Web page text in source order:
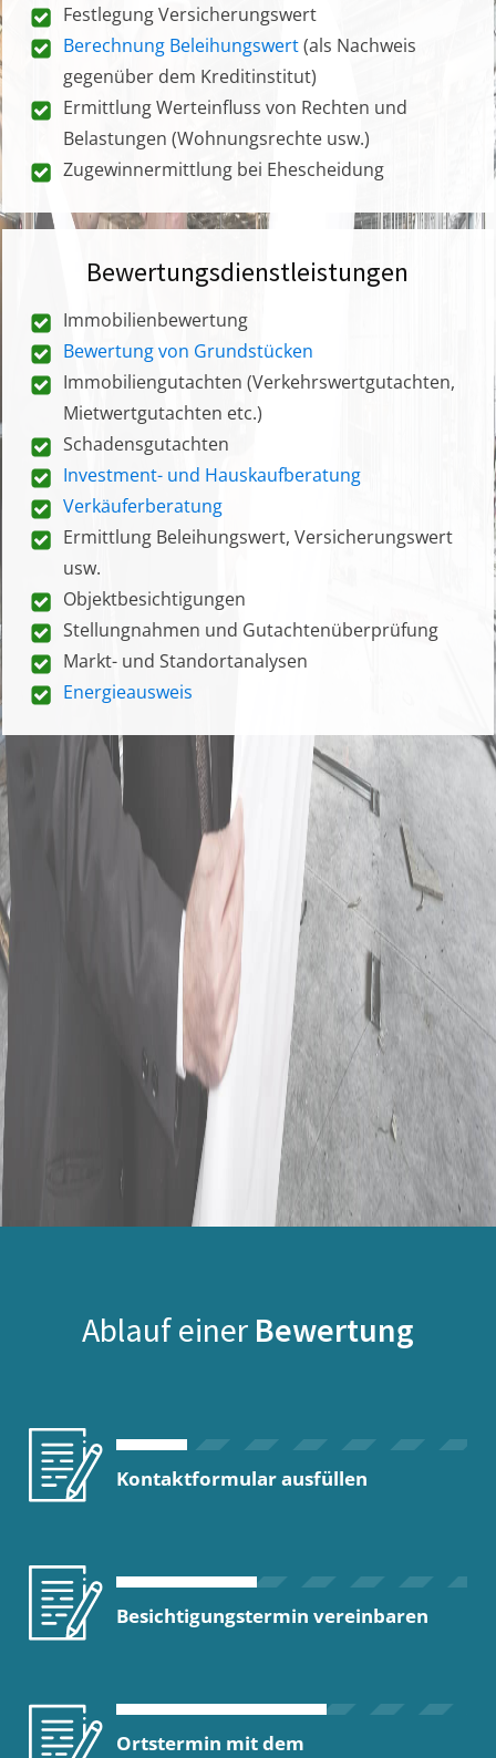
Festlegung Versicherungswert
Berechnung Beleihungswert(als Nachweis
gegenüber dem Kreditinstitut)
Ermittlung Werteinfluss von Rechten und
Belastungen (Wohnungsrechte usw.)
Zugewinnermittlung bei Ehescheidung
Bewertungsdienstleistungen
Immobilienbewertung
Bewertung von Grundstücken
Immobiliengutachten (Verkehrswertgutachten,
Mietwertgutachten etc.)
Schadensgutachten
Investment- und Hauskaufberatung
Verkäuferberatung
Ermittlung Beleihungswert, Versicherungswert
usw.
Objektbesichtigungen
Stellungnahmen und Gutachtenüberprüfung
Markt- und Standortanalysen
Energieausweis
Ablauf einer Bewertung
Kontaktformular ausfüllen
Besichtigungstermin vereinbaren
Ortstermin mit dem